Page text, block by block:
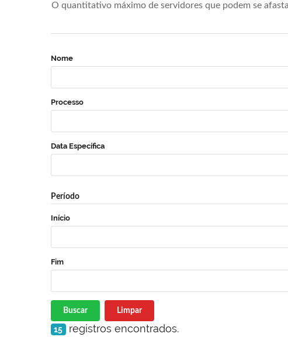
O quantitativo máximo de servidores que podem se
Nome
Processo
Data Específica
Período
Início
Fim
Buscar Limpar
15 registros encontrados.